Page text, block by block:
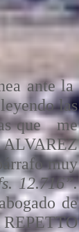
ante la
las
que me
ALVAREZ
muy
12.716”.
de